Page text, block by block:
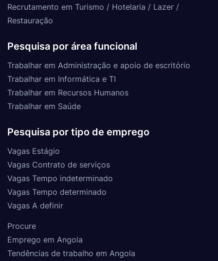
Recrutamento em Turismo / Hotelaria / Lazer /
Restauração
Pesquisa por área funcional
Trabalhar em Administração e apoio de escritório
Trabalhar em Informática e TI
Trabalhar em Recursos Humanos
Trabalhar em Saúde
Pesquisa por tipo de emprego
Vagas Estágio
Vagas Contrato de serviços
Vagas Tempo indeterminado
Vagas Tempo determinado
Vagas A definir
Procure
Emprego em Angola
Tendências de trabalho em Angola